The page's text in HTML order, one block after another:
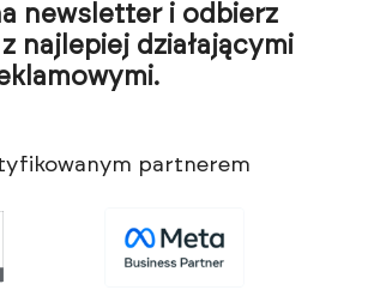
newsletter i odbierz
z najlepiej działającymi
partnerem